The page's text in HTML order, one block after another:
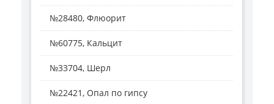
№28480, Флюорит
№60775, Кальцит
№33704, Шерл
№22421, Опал по гипсу